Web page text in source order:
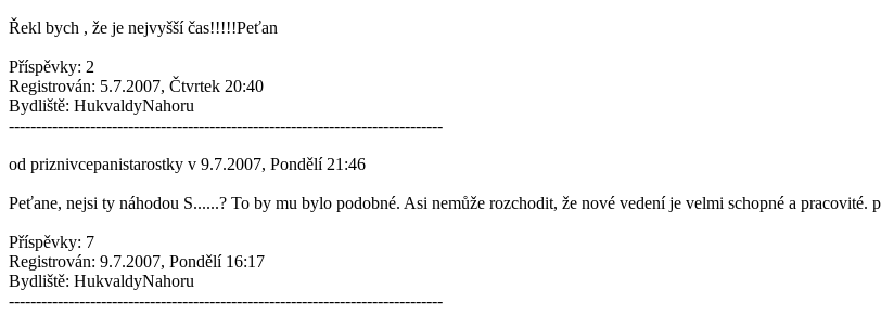
Řekl bych , že je nejvyšší čas!!!!!Peťan
Příspěvky: 2
Registrován: 5.7.2007, Čtvrtek 20:40
Bydliště: HukvaldyNahoru
--------------------------------------------------------------------------------
od priznivcepanistarostky v 9.7.2007, Pondělí 21:46
Peťane, nejsi ty náhodou S......? To by mu bylo podobné. Asi nemůže rozchodit, že nové vedení je velmi schopné a pracovité.
Příspěvky: 7
Registrován: 9.7.2007, Pondělí 16:17
Bydliště: HukvaldyNahoru
--------------------------------------------------------------------------------